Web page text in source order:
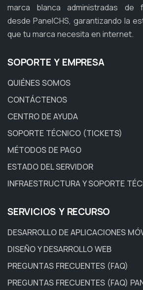
marca blanca administradas de
desde PanelCHS, garantizando la
que tu marca necesita en internet.
SOPORTE Y EMPRESA
QUIÉNES SOMOS
CONTÁCTENOS
CENTRO DE AYUDA
SOPORTE TÉCNICO (TICKETS)
MÉTODOS DE PAGO
ESTADO DEL SERVIDOR
INFRAESTRUCTURA Y SOPORTE
SERVICIOS Y RECURSO
DESARROLLO DE APLICACIONES
DISEÑO Y DESARROLLO WEB
PREGUNTAS FRECUENTES (FAQ)
PREGUNTAS FRECUENTES (FAQ)